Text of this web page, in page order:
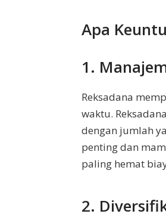
Apa
1.
Reksadana
waktu.
dengan jumlah
penting dan
paling hemat
2.